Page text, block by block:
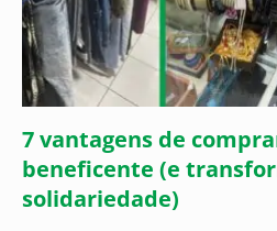
7 vantagens de
beneficente (e
solidariedade)